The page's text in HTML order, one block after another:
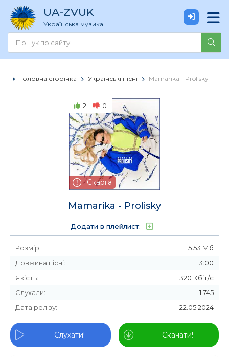
UA-ZVUK
Українська музика
Головна сторінка Українські пісні Mamarika - Prolisky
2 0
Скарга
Mamarika - Prolisky
Додати в плейлист:
Розмір:
5.53 Мб
Довжина пісні:
3:00
Якість:
320 Кбіт/с
Слухали:
1 745
Дата релізу:
22.05.2024
Слухати! Скачати!